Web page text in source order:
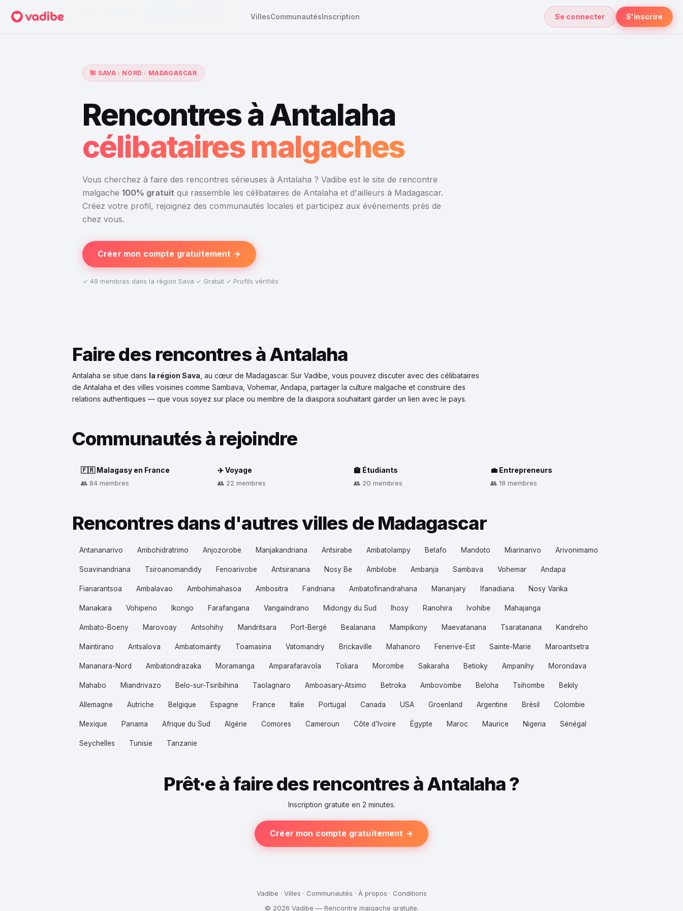
VillesCommunautésInscription Se connecter S'inscrire
🌺 SAVA · NORD · MADAGASCAR
Rencontres à Antalaha
célibataires malgaches
Vous cherchez à faire des rencontres sérieuses à Antalaha ? Vadibe est le site de rencontre
malgache 100% gratuit qui rassemble les célibataires de Antalaha et d'ailleurs à Madagascar.
Créez votre profil, rejoignez des communautés locales et participez aux événements près de
chez vous.
Créer mon compte gratuitement →
✓ 49 membres dans la région Sava·✓ Gratuit·✓ Profils vérifiés
Faire des rencontres à Antalaha
Antalaha se situe dans la région Sava , au cœur de Madagascar. Sur Vadibe, vous pouvez discuter avec des célibataires
de Antalaha et des villes voisines comme Sambava, Vohemar, Andapa, partager la culture malgache et construire des
relations authentiques — que vous soyez sur place ou membre de la diaspora souhaitant garder un lien avec le pays.
Communautés à rejoindre
🇫🇷 Malagasy en France
👥 84 membres
✈️ Voyage
👥 22 membres
🏫 Étudiants
👥 20 membres
💼 Entrepreneurs
👥 18 membres
Rencontres dans d'autres villes de Madagascar
Antananarivo Ambohidratrimo Anjozorobe Manjakandriana Antsirabe Ambatolampy Betafo Mandoto Miarinarivo Arivonimamo
Soavinandriana Tsiroanomandidy Fenoarivobe Antsiranana Nosy Be Ambilobe Ambanja Sambava Vohemar Andapa
Fianarantsoa Ambalavao Ambohimahasoa Ambositra Fandriana Ambatofinandrahana Mananjary Ifanadiana Nosy Varika
Manakara Vohipeno Ikongo Farafangana Vangaindrano Midongy du Sud Ihosy Ranohira Ivohibe Mahajanga
Ambato-Boeny Marovoay Antsohihy Mandritsara Port-Bergé Bealanana Mampikony Maevatanana Tsaratanana Kandreho
Maintirano Antsalova Ambatomainty Toamasina Vatomandry Brickaville Mahanoro Fenerive-Est Sainte-Marie Maroantsetra
Mananara-Nord Ambatondrazaka Moramanga Amparafaravola Toliara Morombe Sakaraha Betioky Ampanihy Morondava
Mahabo Miandrivazo Belo-sur-Tsiribihina Taolagnaro Amboasary-Atsimo Betroka Ambovombe Beloha Tsihombe Bekily
Allemagne Autriche Belgique Espagne France Italie Portugal Canada USA Groenland Argentine Brésil Colombie
Mexique Panama Afrique du Sud Algérie Comores Cameroun Côte d’Ivoire Égypte Maroc Maurice Nigeria Sénégal
Seychelles Tunisie Tanzanie
Prêt·e à faire des rencontres à Antalaha ?
Inscription gratuite en 2 minutes.
Créer mon compte gratuitement →
Vadibe · Villes · Communautés · À propos · Conditions
© 2026 Vadibe — Rencontre malgache gratuite.